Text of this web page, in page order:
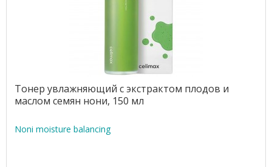
Тонер увлажняющий с экстрактом плодов и
маслом семян нони, 150 мл
Noni moisture balancing